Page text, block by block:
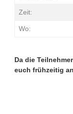
Zeit:
Wo:
Da die
euch frühzeitig